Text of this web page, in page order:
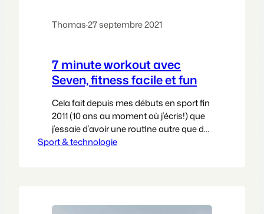
Thomas·27 septembre 2021
7 minute workout avec
Seven, fitness facile et fun
Cela fait depuis mes débuts en sport fin
2011 (10 ans au moment où j’écris!) que
j’essaie d’avoir une routine autre que de
marcher et courir afin d’améliorer ma
et toutes ces anciennes versions de la…
Sport & technologie